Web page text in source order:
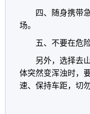
四、随身携带
场。
五、不要在危
另外，选择去
体突然变浑浊时，
速、保持车距，切